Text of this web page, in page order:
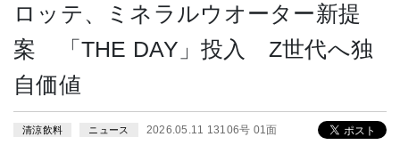
ロッテ、ミネラルウオーター新提
案 「THE DAY」投入 Z世代へ独
自価値
清涼飲料 ニュース 2026.05.11 13106号 01面